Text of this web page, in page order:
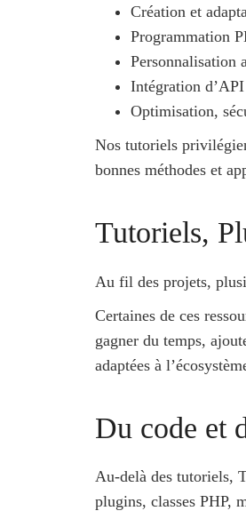
Création et
Programmation
Personnalisation
Intégration
Optimisation,
Nos tutoriels
bonnes méthodes et
Tutoriels,
Au fil des projets,
Certaines de ces
gagner du temps,
adaptées à
Du code et
Au-delà des tutoriels,
plugins, classes PHP,